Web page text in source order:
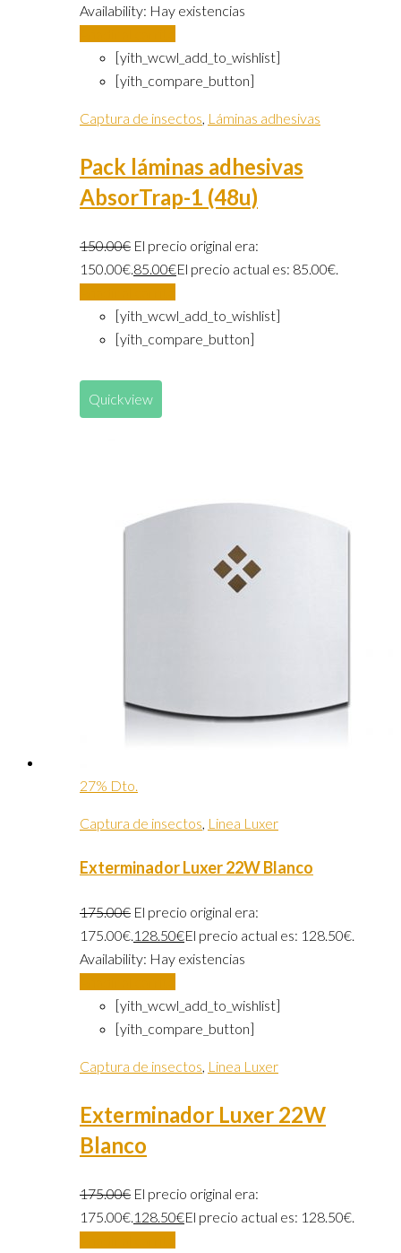
Availability: Hay existencias
[yith_wcwl_add_to_wishlist]
[yith_compare_button]
Captura de insectos, Láminas adhesivas
Pack láminas adhesivas
AbsorTrap-1 (48u)
150.00€ El precio original era:
150.00€.85.00€El precio actual es: 85.00€.
[yith_wcwl_add_to_wishlist]
[yith_compare_button]
Quickview
27% Dto.
Captura de insectos, Linea Luxer
Exterminador Luxer 22W Blanco
175.00€ El precio original era:
175.00€. 128.50€El precio actual es: 128.50€.
Availability: Hay existencias
[yith_wcwl_add_to_wishlist]
[yith_compare_button]
Captura de insectos Linea Luxer
Exterminador Luxer 22W
Blanco
175.00€ El precio original era:
175.00€. 128.50€El precio actual es: 128.50€.